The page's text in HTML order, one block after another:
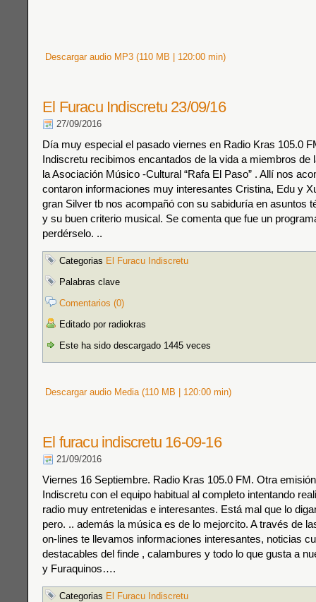
Descargar audio MP3 (110 MB | 120:00 min)
El Furacu Indiscretu 23/09/16
27/09/2016
Día muy especial el pasado viernes en Radio Kras 105.0
Indiscretu recibimos encantados de la vida a miembros de
la Asociación Músico -Cultural “Rafa El Paso” . Allí nos
contaron informaciones muy interesantes Cristina, Edu y
gran Silver tb nos acompañó con su sabiduría en asuntos
y su buen criterio musical. Se comenta que fue un
perdérselo. ..
Categorias El Furacu Indiscretu
Palabras clave
Comentarios (0)
Editado por radiokras
Este ha sido descargado 1445 veces
Descargar audio Media (110 MB | 120:00 min)
El furacu indiscretu 16-09-16
21/09/2016
Viernes 16 Septiembre. Radio Kras 105.0 FM. Otra
Indiscretu con el equipo habitual al completo intentando
radio muy entretenidas e interesantes. Está mal que lo
pero. .. además la música es de lo mejorcito. A través de
on-lines te llevamos informaciones interesantes, noticias
destacables del finde , calambures y todo lo que gusta a
y Furaquinos….
Categorias El Furacu Indiscretu